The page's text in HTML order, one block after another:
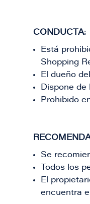
CONDUCTA:​
Está
Shopping
El dueño
Dispone de
Prohibido
Se
Todos los
El
encuentra